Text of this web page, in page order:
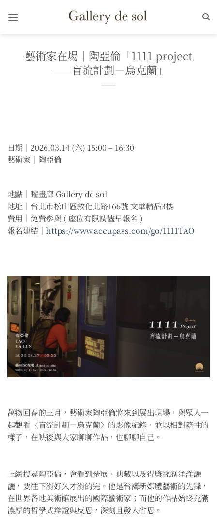
藝術家在場｜陶亞倫「1111 project
——盲流計劃－烏克蘭」
日期｜2026.03.14 (六) 15:00 – 16:30
藝術家｜陶亞倫
地點｜曜畫廊 Gallery de sol
地址｜台北市松山區敦化北路166號 文華精品3樓
費用｜免費參與 ( 座位有限請儘早報名 )
報名連結｜ https://www.accupass.com/go/1111TAO
萬物回春的三月，藝術家陶亞倫將來到展出現場，與眾人一
起觀看〈盲流計劃－烏克蘭〉的影像紀錄，並以相對隨性的
樣子，在映後與大家聊聊作品，也聊聊自己。
上網搜尋陶亞倫，會看到參展、典藏以及得獎經歷洋洋灑
灑，要往下滑好久才滑的完。他是台灣新媒體藝術的先鋒，
在世界各地美術館展出的國際藝術家；而他的作品始終充滿
濃厚的哲學式辯證與反思，深刻且發人省思。